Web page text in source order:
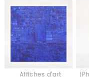
Affiches d'art